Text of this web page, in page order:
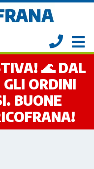
🌊 DAL
ORDINI
BUONE